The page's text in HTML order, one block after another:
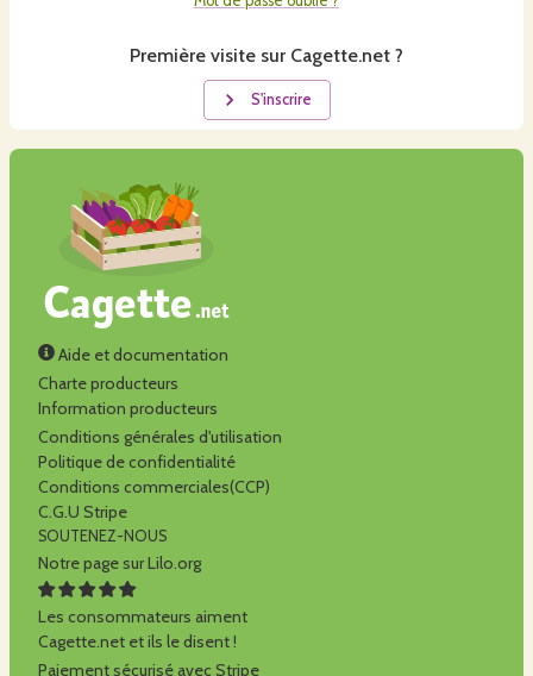
Première visite sur Cagette.net ?
S'inscrire
Aide et documentation
Charte producteurs
Information producteurs
Conditions générales d'utilisation
Politique de confidentialité
Conditions commerciales(CCP)
C.G.U Stripe
SOUTENEZ-NOUS
Notre page sur Lilo.org
Les consommateurs aiment
Cagette.net et ils le disent !
Paiement sécurisé avec Stripe